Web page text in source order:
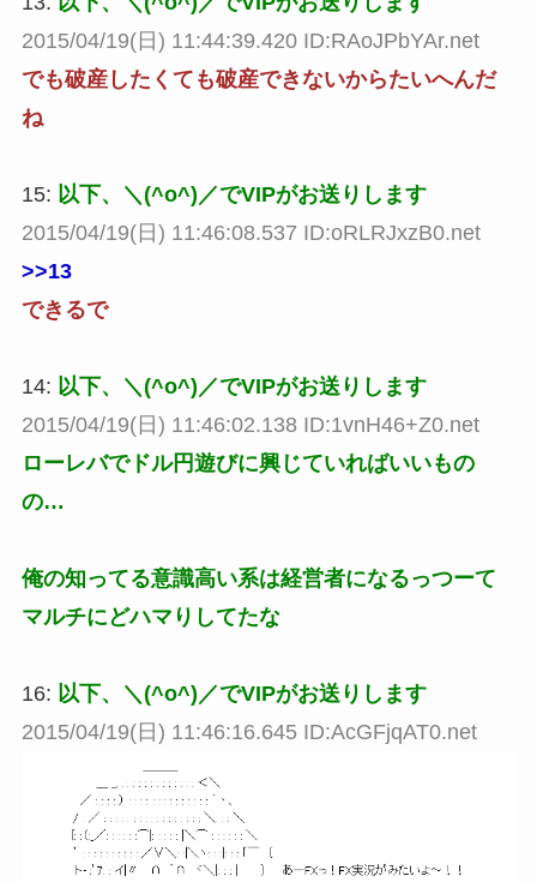
2015/04/19(日) 11:44:39.420 ID:RAoJPbYAr.net
でも破産したくても破産できないからたいへんだ
ね
15: 以下、＼(^o^)／でVIPがお送りします
2015/04/19(日) 11:46:08.537 ID:oRLRJxzB0.net
>>13
できるで
14: 以下、＼(^o^)／でVIPがお送りします
2015/04/19(日) 11:46:02.138 ID:1vnH46+Z0.net
ローレバでドル円遊びに興じていればいいもの
の…
俺の知ってる意識高い系は経営者になるっつーて
マルチにどハマりしてたな
16: 以下、＼(^o^)／でVIPがお送りします
2015/04/19(日) 11:46:16.645 ID:AcGFjqAT0.net